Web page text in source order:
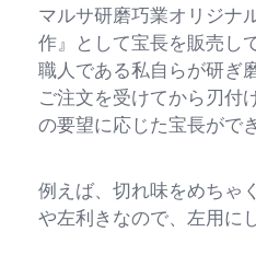
マルサ研磨巧業オリジナ
作』として宝長を販売し
職人である私自らが研ぎ
ご注文を受けてから刃付
の要望に応じた宝長がで
例えば、切れ味をめちゃ
や左利きなので、左用に